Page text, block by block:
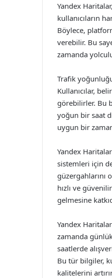
Yandex
kullanıcıların
Böylece,
verebilir. Bu
zamanda
Trafik
Kullanıcılar,
görebilirler. Bu
yoğun bir saat
uygun bir
Yandex
sistemleri için
güzergahlarını
hızlı ve
gelmesine
Yandex
zamanda
saatlerde
Bu tür bilgiler,
kalitelerini